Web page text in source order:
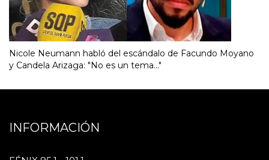
Nicole Neumann habló del escándalo de Facundo Moyano
y Candela Arizaga: "No es un tema..."
INFORMACIÓN